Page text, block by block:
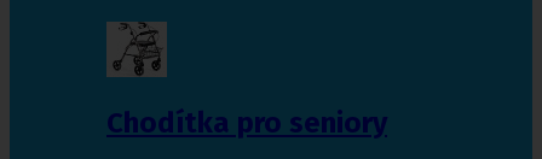
Chodítka pro seniory